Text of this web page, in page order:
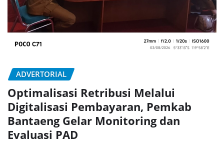
ADVERTORIAL
Optimalisasi Retribusi Melalui
Digitalisasi Pembayaran, Pemkab
Bantaeng Gelar Monitoring dan
Evaluasi PAD